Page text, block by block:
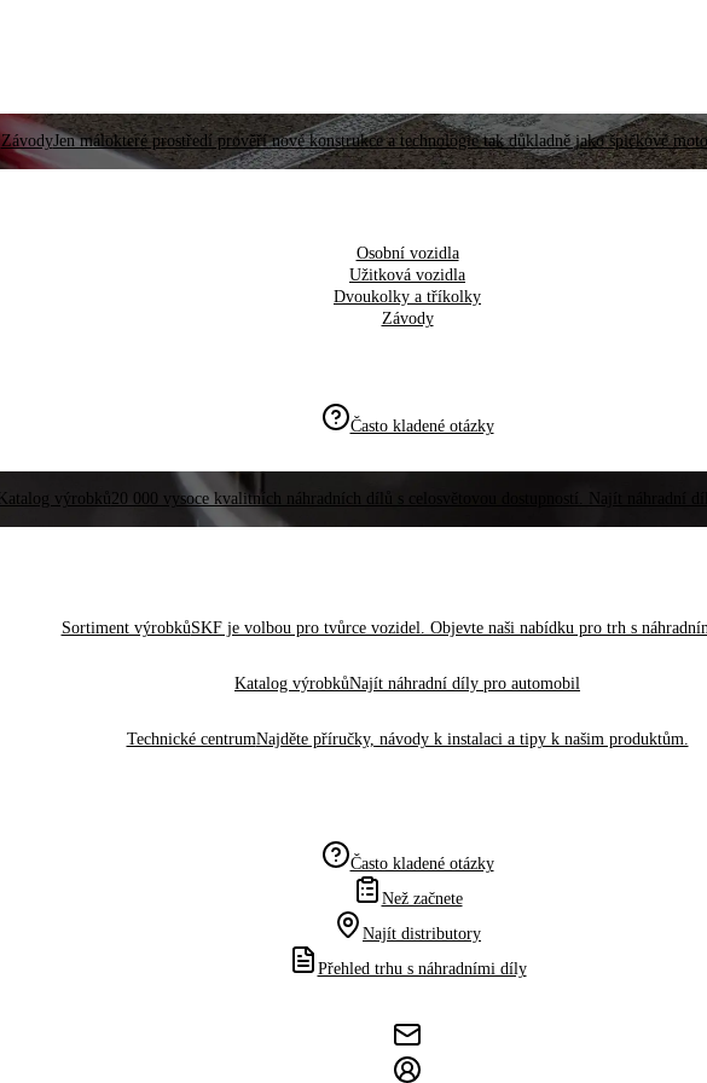
ZávodyJen málokteré prostředí prověří nové konstrukce a technologie tak důkladně jako špičkové
Osobní vozidla
Užitková vozidla
Dvoukolky a tříkolky
Závody
Často kladené otázky
Katalog výrobků20 000 vysoce kvalitních náhradních dílů s celosvětovou dostupností. Najít náhradní
Sortiment výrobkůSKF je volbou pro tvůrce vozidel. Objevte naši nabídku pro trh s
Katalog výrobkůNajít náhradní díly pro automobil
Technické centrumNajděte příručky, návody k instalaci a tipy k našim produktům.
Často kladené otázky
Než začnete
Najít distributory
Přehled trhu s náhradními díly